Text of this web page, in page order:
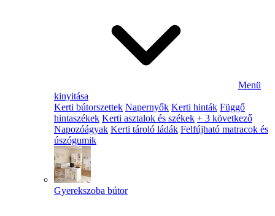
Menü
kinyitása
Kerti bútorszettek Napernyők Kerti hinták Függő
hintaszékek Kerti asztalok és székek + 3 következő
Napozóágyak Kerti tároló ládák Felfújható matracok és
úszógumik
Gyerekszoba bútor